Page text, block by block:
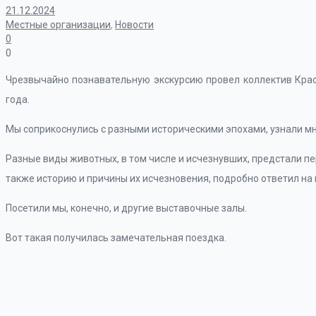
21.12.2024
Местные организации, Новости
0
0
Чрезвычайно познавательную экскурсию провел коллектив
года.
Мы соприкоснулись с разными историческими эпохами, узнали
Разные виды животных, в том числе и исчезнувших, предстали
также историю и причины их исчезновения, подробно ответил на
Посетили мы, конечно, и другие выставочные залы.
Вот такая получилась замечательная поездка.